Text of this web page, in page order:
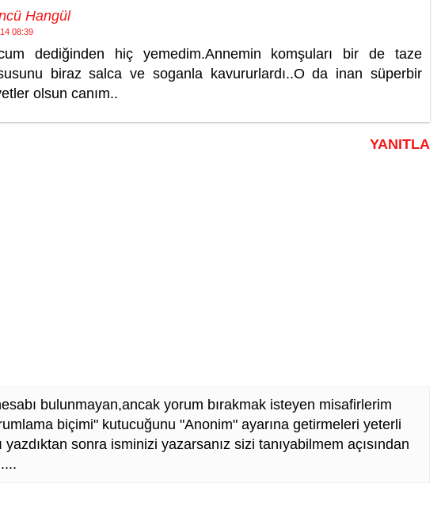
Hangül
08:39
dediğinden hiç yemedim.Annemin komşuları bir de taze
biraz salca ve soganla kavururlardı..O da inan süperbir
olsun canım..
YANITLA
bulunmayan,ancak yorum bırakmak isteyen misafirlerim
biçimi" kutucuğunu "Anonim" ayarına getirmeleri yeterli
yazdıktan sonra isminizi yazarsanız sizi tanıyabilmem açısından